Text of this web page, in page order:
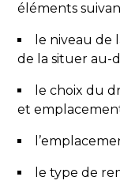
éléments
le niveau de
de la situer au-
le choix du
et
le type de